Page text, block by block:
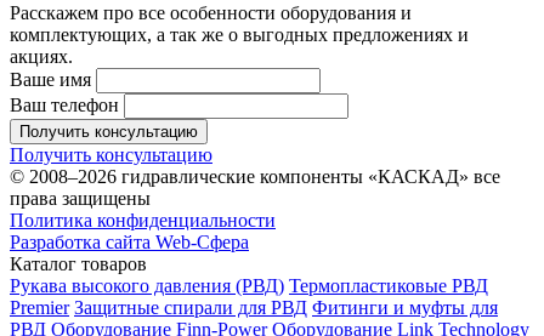
Расскажем про все особенности оборудования и
комплектующих, а так же о выгодных предложениях и
акциях.
Ваше имя
Ваш телефон
Получить консультацию
Получить консультацию
© 2008–2026 гидравлические компоненты «КАСКАД» все
права защищены
Политика конфиденциальности
Разработка сайта Web-Сфера
Каталог товаров
Рукава высокого давления (РВД) Термопластиковые РВД
Premier Защитные спирали для РВД Фитинги и муфты для
РВД Оборудование Finn-Power Оборудование Link Technology